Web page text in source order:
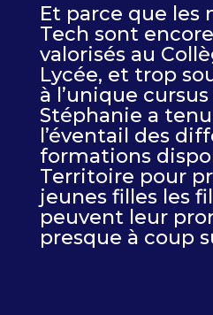
Et parce que les
Tech sont
valorisés au
Lycée, et trop
à l’unique
Stéphanie a
l’éventail des
formations
Territoire pour
jeunes filles les
peuvent leur
presque à coup